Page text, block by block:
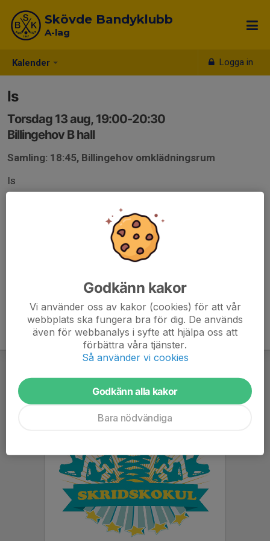
Kalender Logga in
Skövde Bandyklubb
A-lag
Is
Torsdag 13 aug, 19:00-20:30
Billingehov B hall
Samling: 18:45, Billingehov omklädningsrum
Is
Anmälan är öppen för lagets medlemmar.
Godkänn kakor
Vi använder oss av kakor (cookies) för att vår
webbplats ska fungera bra för dig. De används
även för webbanalys i syfte att hjälpa oss att
förbättra våra tjänster.
Så använder vi cookies
Godkänn alla kakor
Bara nödvändiga